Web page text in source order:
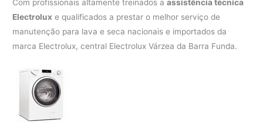
Com profissionais altamente treinados aassistência técnica
Electrolux e qualificados a prestar o melhor serviço de
manutenção para lava e seca nacionais e importados da
marca Electrolux, central Electrolux Várzea da Barra Funda.